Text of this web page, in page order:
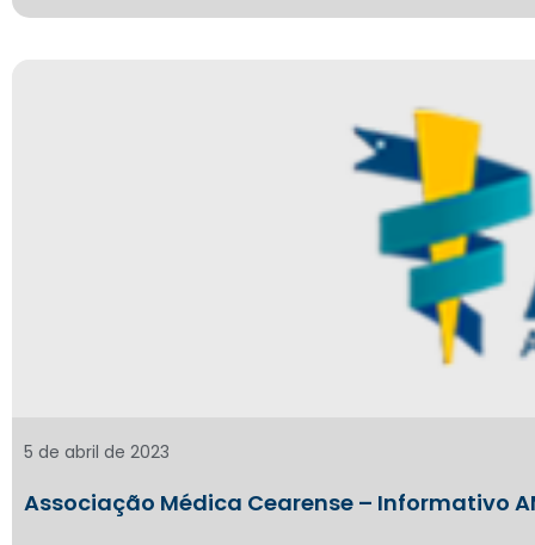
Associação Médica Cearense – Informativo
5 de abril de 2023